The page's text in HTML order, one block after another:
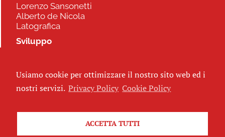
Lorenzo Sansonetti
Alberto de Nicola
Latografica
Sviluppo
Seguici
Usiamo cookie per ottimizzare il nostro sito web ed i
nostri servizi. Privacy Policy Cookie Policy
ACCETTA TUTTI